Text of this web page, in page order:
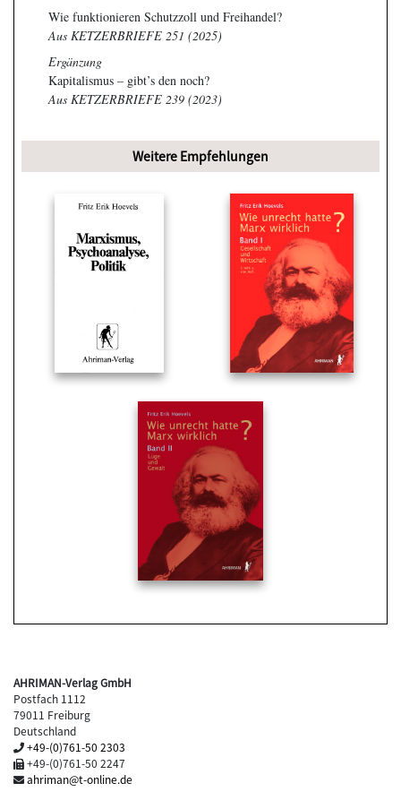
Wie funktionieren Schutzzoll und Freihandel?
Aus KETZERBRIEFE 251 (2025)
Ergänzung
Kapitalismus – gibt’s den noch?
Aus KETZERBRIEFE 239 (2023)
Weitere Empfehlungen
AHRIMAN-Verlag GmbH
Postfach 1112
79011 Freiburg
Deutschland
+49-(0)761-50 2303
+49-(0)761-50 2247
ahriman@t-online.de